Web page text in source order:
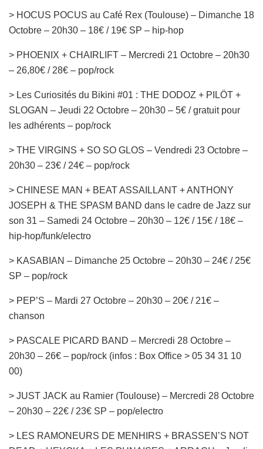
> HOCUS POCUS au Café Rex (Toulouse) – Dimanche 18
Octobre – 20h30 – 18€ / 19€ SP – hip-hop
> PHOENIX + CHAIRLIFT – Mercredi 21 Octobre – 20h30
– 26,80€ / 28€ – pop/rock
> Les Curiosités du Bikini #01 : THE DODOZ + PILÖT +
SLOGAN – Jeudi 22 Octobre – 20h30 – 5€ / gratuit pour
les adhérents – pop/rock
> THE VIRGINS + SO SO GLOS – Vendredi 23 Octobre –
20h30 – 23€ / 24€ – pop/rock
> CHINESE MAN + BEAT ASSAILLANT + ANTHONY
JOSEPH & THE SPASM BAND dans le cadre de Jazz sur
son 31 – Samedi 24 Octobre – 20h30 – 12€ / 15€ / 18€ –
hip-hop/funk/electro
> KASABIAN – Dimanche 25 Octobre – 20h30 – 24€ / 25€
SP – pop/rock
> PEP’S – Mardi 27 Octobre – 20h30 – 20€ / 21€ –
chanson
> PASCALE PICARD BAND – Mercredi 28 Octobre –
20h30 – 26€ – pop/rock (infos : Box Office > 05 34 31 10
00)
> JUST JACK au Ramier (Toulouse) – Mercredi 28 Octobre
– 20h30 – 22€ / 23€ SP – pop/electro
> LES RAMONEURS DE MENHIRS + BRASSEN’S NOT